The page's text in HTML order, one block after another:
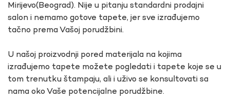
Mirijevo(Beograd). Nije u pitanju standardni prodajni
salon i nemamo gotove tapete, jer sve izrađujemo
tačno prema Vašoj porudžbini.
U našoj proizvodnji pored materijala na kojima
izrađujemo tapete možete pogledati i tapete koje se u
tom trenutku štampaju, ali i uživo se konsultovati sa
nama oko Vaše potencijalne porudžbine.